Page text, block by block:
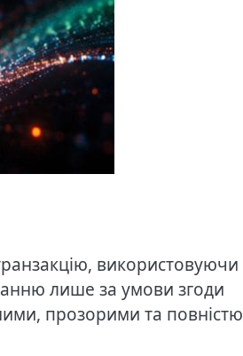
використовуючи
лише за умови згоди
прозорими та повністю